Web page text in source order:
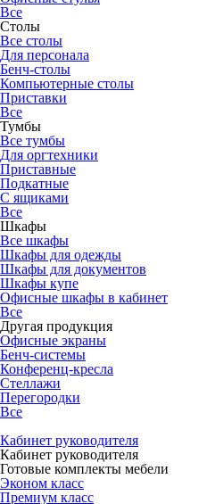
Все
Столы
Все столы
Для персонала
Бенч-столы
Компьютерные столы
Приставки
Все
Тумбы
Все тумбы
Для оргтехники
Приставные
Подкатные
С ящиками
Все
Шкафы
Все шкафы
Шкафы для одежды
Шкафы для документов
Шкафы купе
Офисные шкафы в кабинет
Все
Другая продукция
Офисные экраны
Бенч-системы
Конференц-кресла
Стеллажи
Перегородки
Все
Кабинет руководителя
Кабинет руководителя
Готовые комплекты мебели
Эконом класс
Премиум класс